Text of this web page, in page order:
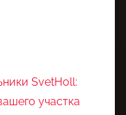
SvetHoll:
участка